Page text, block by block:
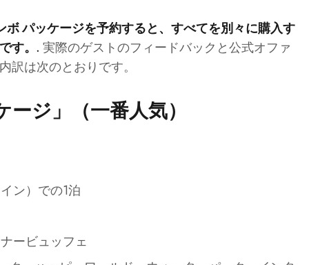
ボ パッケージを予約すると、すべてを別々に購入す
す。. 実際のゲストのフィードバックと公式オファ
訳は次のとおりです。
ジ」（一番人気）
ン）での1泊
ービュッフェ